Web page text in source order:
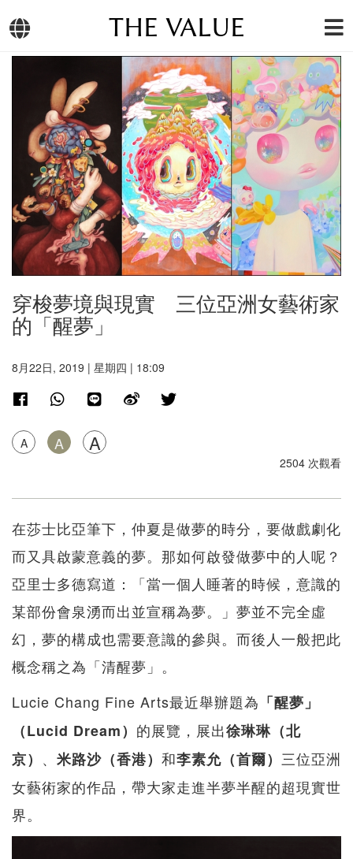
THE VALUE
穿梭夢境與現實 三位亞洲女藝術家
的「醒夢」
8月22日, 2019 | 星期四 | 18:09
A A A
2504 次觀看
在莎士比亞筆下，仲夏是做夢的時分，要做戲劇化
而又具啟蒙意義的夢。那如何啟發做夢中的人呢？
亞里士多德寫道：「當一個人睡著的時候，意識的
某部份會泉湧而出並宣稱為夢。」夢並不完全虛
幻，夢的構成也需要意識的參與。而後人一般把此
概念稱之為「清醒夢」。
Lucie Chang Fine Arts最近舉辦題為 「醒夢」
（Lucid Dream） 的展覽，展出徐琳琳（北
京） 、 米路沙（香港） 和李素允（首爾） 三位亞洲
女藝術家的作品，帶大家走進半夢半醒的超現實世
界。